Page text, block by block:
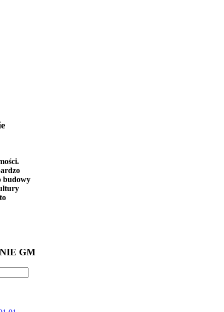
budowy
GM